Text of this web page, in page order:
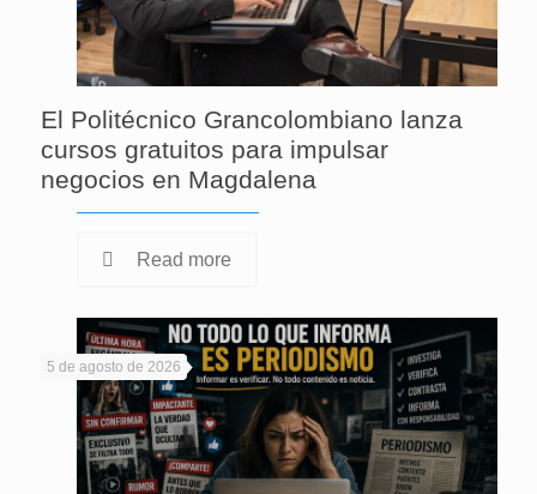
El Politécnico Grancolombiano lanza
cursos gratuitos para impulsar
negocios en Magdalena
Read more
5 de agosto de 2026